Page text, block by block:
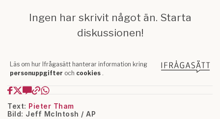
Text: Pieter Tham
Bild: Jeff McIntosh / AP